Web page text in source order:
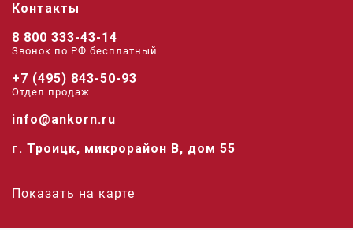
Контакты
8 800 333-43-14
Звонок по РФ беcплатный
+7 (495) 843-50-93
Отдел продаж
info@ankorn.ru
г. Троицк, микрорайон В, дом 55
Показать на карте